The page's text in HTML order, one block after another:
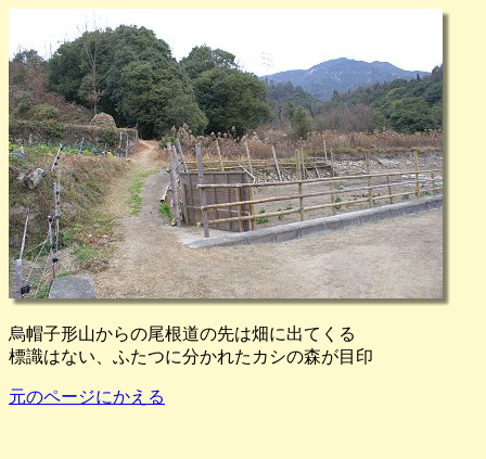
烏帽子形山からの尾根道の先は畑に出てくる
標識はない、ふたつに分かれたカシの森が目印
元のページにかえる